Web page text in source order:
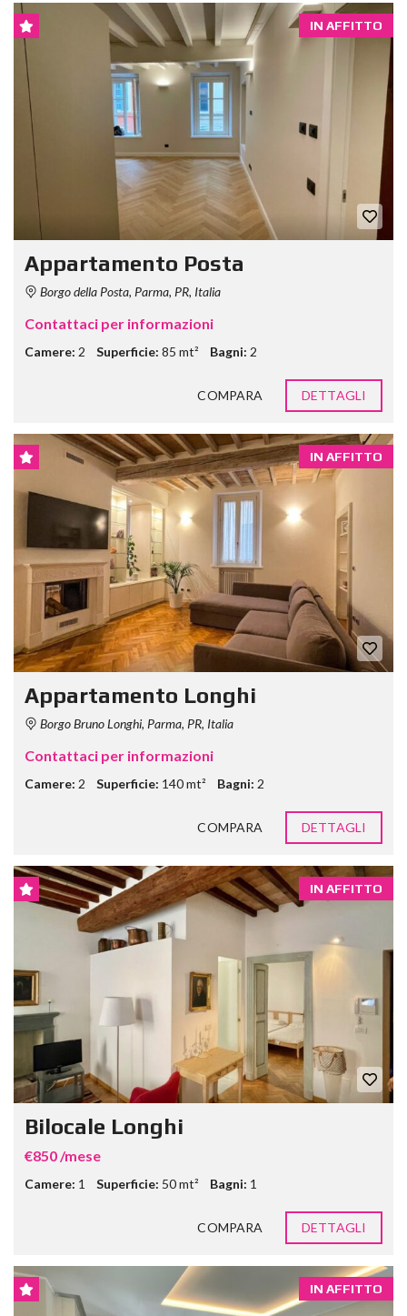
IN AFFITTO
Appartamento Posta
Borgo della Posta, Parma, PR, Italia
Contattaci per informazioni
Camere: 2 Superficie: 85 mt² Bagni: 2
COMPARA DETTAGLI
IN AFFITTO
Appartamento Longhi
Borgo Bruno Longhi, Parma, PR, Italia
Contattaci per informazioni
Camere: 2 Superficie: 140 mt² Bagni: 2
COMPARA DETTAGLI
IN AFFITTO
Bilocale Longhi
€850 /mese
Camere: 1 Superficie: 50 mt² Bagni: 1
COMPARA DETTAGLI
IN AFFITTO